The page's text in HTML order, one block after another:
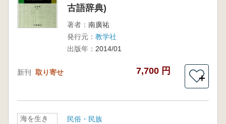
古語辞典)
著者： 南廣祐
発行元： 教学社
出版年： 2014/01
新刊 取り寄せ 7,700 円
＋
海を生き
民俗・民族